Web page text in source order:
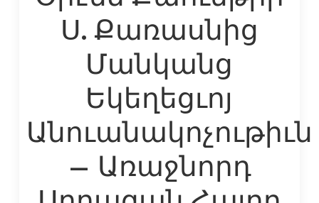
Ս. Քառասնից
Մանկանց
Եկեղեցւոյ
Անուանակոչութիւն
– Առաջնորդ